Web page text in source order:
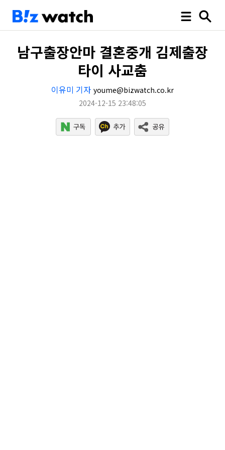
남구출장안마 결혼중개 김제출장
타이 사교춤
이유미 기자 youme@bizwatch.co.kr
2024-12-15 23:48:05